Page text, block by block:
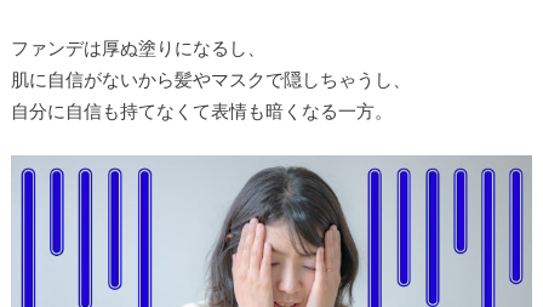
ファンデは厚ぬ塗りになるし、
肌に自信がないから髪やマスクで隠しちゃうし、
自分に自信も持てなくて表情も暗くなる一方。